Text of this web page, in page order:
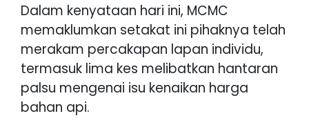
Dalam kenyataan hari ini, MCMC
memaklumkan setakat ini pihaknya telah
merakam percakapan lapan individu,
termasuk lima kes melibatkan hantaran
palsu mengenai isu kenaikan harga
bahan api.